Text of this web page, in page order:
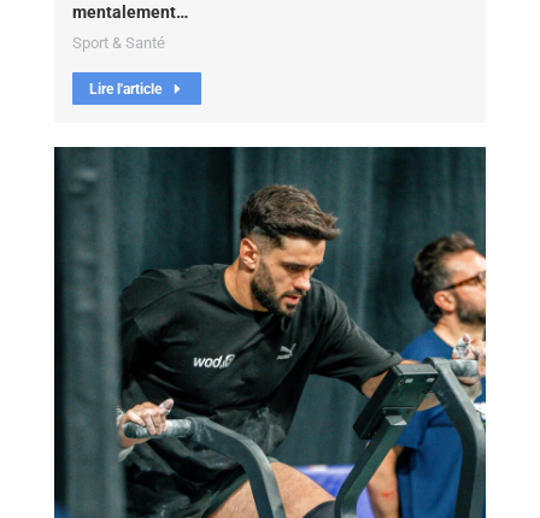
mentalement…
Sport & Santé
Lire l'article